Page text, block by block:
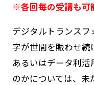
※各回毎の受講も可
デジタルトランスフ
字が世間を賑わせ続
あるいはデータ利
のかについては、未